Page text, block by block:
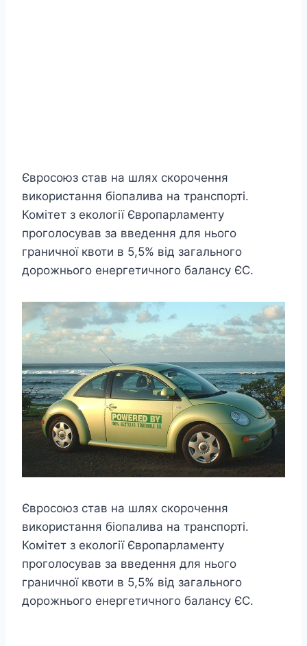
Євросоюз став на шлях скорочення
використання біопалива на транспорті.
Комітет з екології Європарламенту
проголосував за введення для нього
граничної квоти в 5,5% від загального
дорожнього енергетичного балансу ЄС.
Євросоюз став на шлях скорочення
використання біопалива на транспорті.
Комітет з екології Європарламенту
проголосував за введення для нього
граничної квоти в 5,5% від загального
дорожнього енергетичного балансу ЄС.